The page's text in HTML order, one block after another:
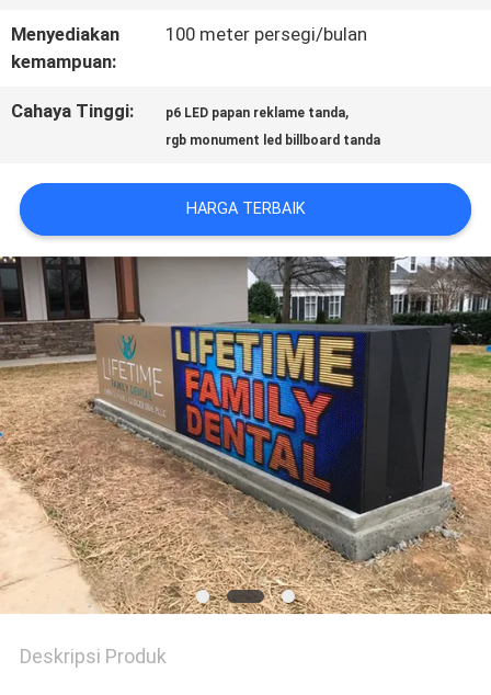
KAMI
BERITA
PERMINTAAN
PENAWARAN
SITEMAP
PRIVACY
POLICY
Menyediakan
kemampuan:
100 meter persegi/bulan
Cahaya Tinggi: p6 LED papan reklame tanda,
rgb monument led billboard tanda
HARGA TERBAIK
Deskripsi Produk